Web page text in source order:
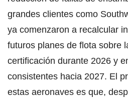
grandes clientes como
ya comenzaron a recalcular
futuros planes de flota sobre
certificación durante 2026 y
consistentes hacia 2027. El
estas aeronaves es que,